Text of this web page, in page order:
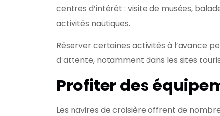
centres d’intérêt : visite de musées,
activités nautiques.
Réserver certaines activités à l’avance
d’attente, notamment dans les sites
Profiter des
Les navires de croisière offrent de